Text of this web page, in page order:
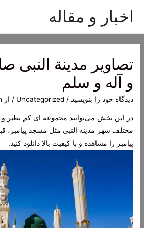
اخبار و مقاله
تصاویر مدینة النبی
و آله و سلم
دیدگاه‌ خود را بنویسید /
Uncategorized / از
در این بخش می‌توانید مجموعه ای کم نظیر و
مختلف شهر مدینه النبی مثل مسجد پیامبر،
پیامبر را مشاهده و با کیفیت بالا دانلود کنید.